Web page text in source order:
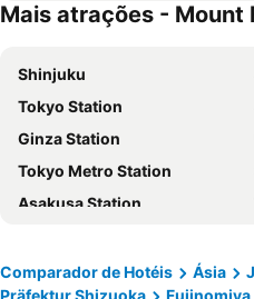
Royal Hotel Kawaguchiko
Hotel Mt. Fuji
Fuji Marriott Hotel Lake Yamanaka
Hatago Tsubakiya
Guesthouse Sakuya
Super Hotel Fujinomiya
Plaza Inn Kawaguchiko
Mais atrações - Mount
Shinjuku
Tokyo Station
Ginza Station
Tokyo Metro Station
Asakusa Station
Shinjuku Metro Station
Comparador de Hotéis Ásia